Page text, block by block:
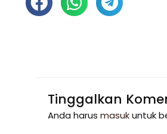
Tinggalkan
Anda harus masukuntuk